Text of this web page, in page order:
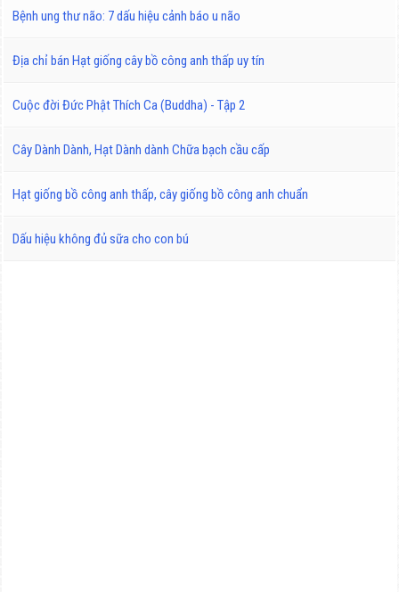
Bệnh ung thư não: 7 dấu hiệu cảnh báo u não
Địa chỉ bán Hạt giống cây bồ công anh thấp uy tín
Cuộc đời Đức Phật Thích Ca (Buddha) - Tập 2
Cây Dành Dành, Hạt Dành dành Chữa bạch cầu cấp
Hạt giống bồ công anh thấp, cây giống bồ công anh chuẩn
Dấu hiệu không đủ sữa cho con bú